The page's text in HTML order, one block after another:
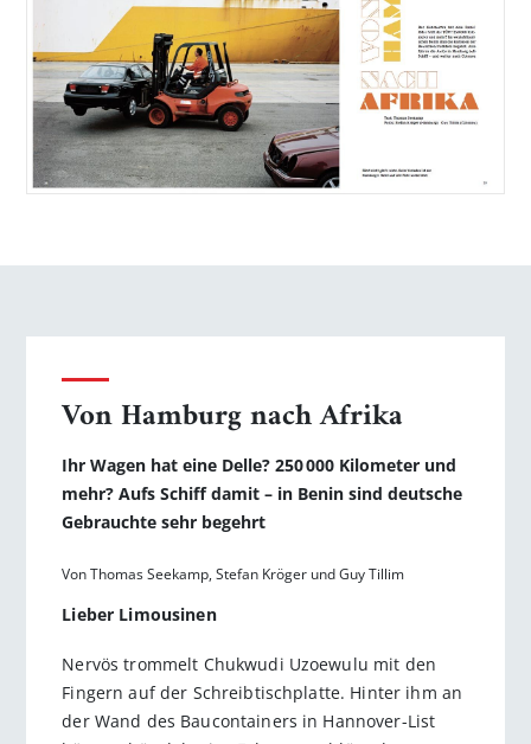
Von Hamburg nach Afrika
Ihr Wagen hat eine Delle? 250 000 Kilometer und
mehr? Aufs Schiff damit – in Benin sind deutsche
Gebrauchte sehr begehrt
Von Thomas Seekamp, Stefan Kröger und Guy Tillim
Lieber Limousinen
Nervös trommelt Chukwudi Uzoewulu mit den
Fingern auf der Schreibtischplatte. Hinter ihm an
der Wand des Baucontainers in Hannover-List